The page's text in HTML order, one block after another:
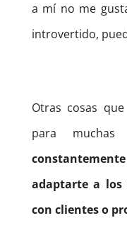
a mí no me
introvertido,
Otras cosas
para
adaptarte a los
con clientes o